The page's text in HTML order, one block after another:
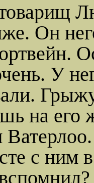
Он
У
на его
с ним